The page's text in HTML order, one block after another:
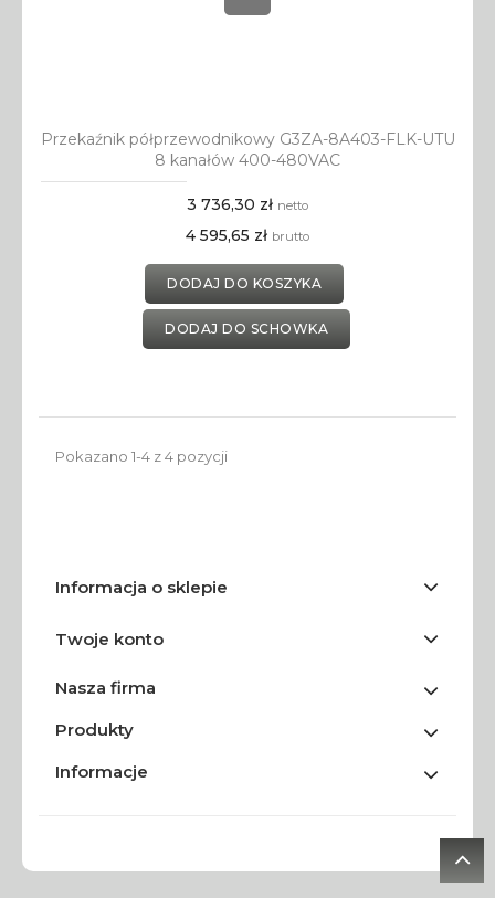
Przekaźnik półprzewodnikowy G3ZA-8A403-FLK-UTU
8 kanałów 400-480VAC
3 736,30 zł netto
4 595,65 zł brutto
DODAJ DO KOSZYKA
DODAJ DO SCHOWKA
Pokazano 1-4 z 4 pozycji
Informacja o sklepie
Twoje konto
Nasza firma
Produkty
Informacje